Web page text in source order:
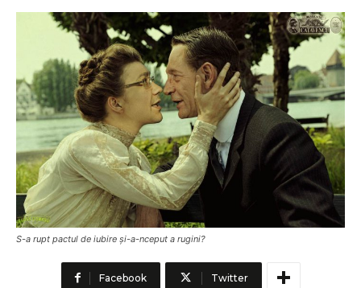
S-a rupt pactul de iubire şi-a-nceput a rugini?
Facebook Twitter